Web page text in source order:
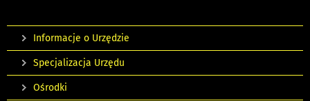
Informacje o Urzędzie
Specjalizacja Urzędu
Ośrodki